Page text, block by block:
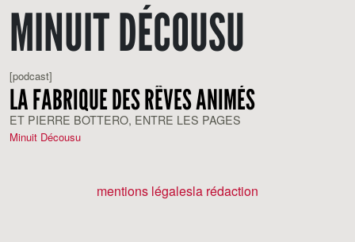
MINUIT DÉCOUSU
[podcast]
LA FABRIQUE DES RÊVES ANIMÉS
ET PIERRE BOTTERO, ENTRE LES PAGES
Minuit Décousu
mentions légalesla rédaction